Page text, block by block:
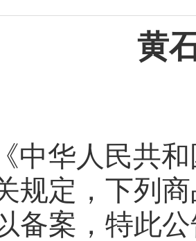
黄
中华人民共
规定，下列
备案，特此